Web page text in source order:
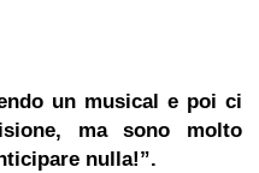
un musical e poi ci
ma sono molto
nulla!”.